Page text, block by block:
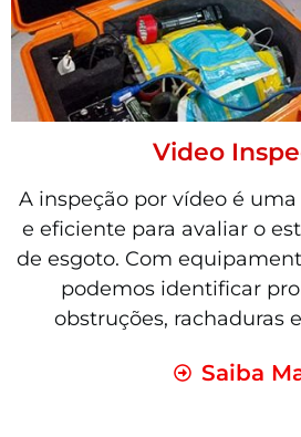
Video
A inspeção por vídeo é
e eficiente para avaliar o
de esgoto. Com
podemos identificar
obstruções, rachaduras
Saiba